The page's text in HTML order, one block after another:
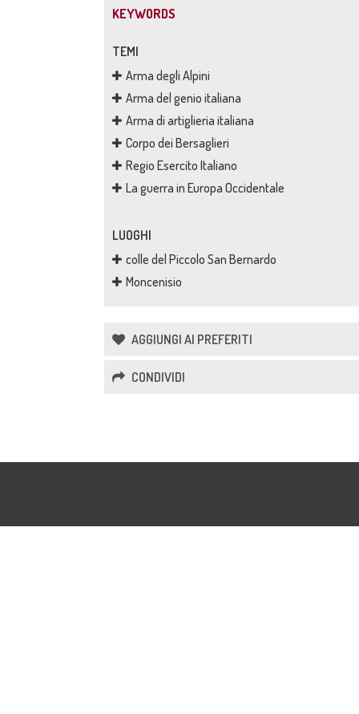
KEYWORDS
TEMI
Arma degli Alpini
Arma del genio italiana
Arma di artiglieria italiana
Corpo dei Bersaglieri
Regio Esercito Italiano
La guerra in Europa Occidentale
LUOGHI
colle del Piccolo San Bernardo
Moncenisio
AGGIUNGI AI PREFERITI
CONDIVIDI